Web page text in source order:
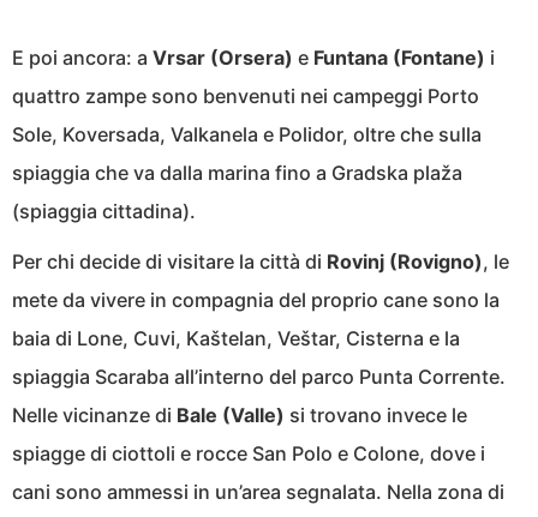
E poi ancora: a Vrsar (Orsera) e Funtana (Fontane) i
quattro zampe sono benvenuti nei campeggi Porto
Sole, Koversada, Valkanela e Polidor, oltre che sulla
spiaggia che va dalla marina fino a Gradska plaža
(spiaggia cittadina).
Per chi decide di visitare la città di Rovinj (Rovigno), le
mete da vivere in compagnia del proprio cane sono la
baia di Lone, Cuvi, Kaštelan, Veštar, Cisterna e la
spiaggia Scaraba all’interno del parco Punta Corrente.
Nelle vicinanze di Bale (Valle) si trovano invece le
spiagge di ciottoli e rocce San Polo e Colone, dove i
cani sono ammessi in un’area segnalata. Nella zona di